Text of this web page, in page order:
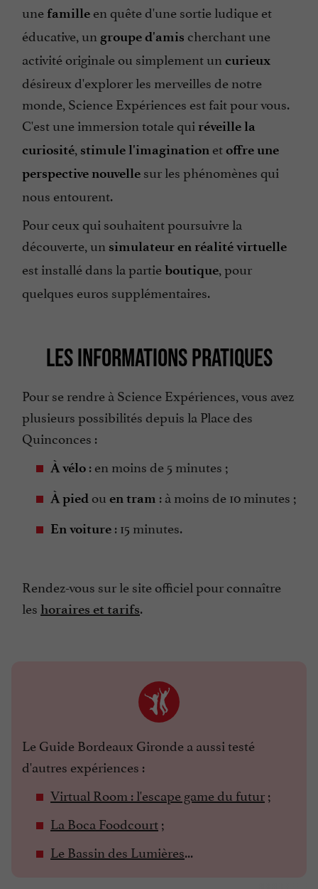
une famille en quête d'une sortie ludique et
éducative, un groupe d'amis cherchant une
activité originale ou simplement un curieux
désireux d'explorer les merveilles de notre
monde, Science Expériences est fait pour vous.
C'est une immersion totale qui réveille la
curiosité, stimule l'imagination etoffre une
perspective nouvelle sur les phénomènes qui
nous entourent.
Pour ceux qui souhaitent poursuivre la
découverte, un simulateur en réalité virtuelle
est installé dans la partieboutique, pour
quelques euros supplémentaires.
LES INFORMATIONS PRATIQUES
Pour se rendre à Science Expériences, vous avez
plusieurs possibilités depuis la Place des
Quinconces :
À vélo : en moins de 5 minutes ;
À pied ou en tram : à moins de 10 minutes ;
En voiture : 15 minutes.
Rendez-vous sur le site officiel pour connaître
les horaires et tarifs.
Le Guide Bordeaux Gironde a aussi testé
d'autres expériences :
Virtual Room : l'escape game du futur;
La Boca Foodcourt;
Le Bassin des Lumières...